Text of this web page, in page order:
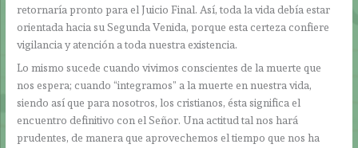
retornaría pronto para el Juicio Final. Así, toda la vida debía estar
orientada hacia su Segunda Venida, porque esta certeza confiere
vigilancia y atención a toda nuestra existencia.
Lo mismo sucede cuando vivimos conscientes de la muerte que
nos espera; cuando “integramos” a la muerte en nuestra vida,
siendo así que para nosotros, los cristianos, ésta significa el
encuentro definitivo con el Señor. Una actitud tal nos hará
prudentes, de manera que aprovechemos el tiempo que nos ha